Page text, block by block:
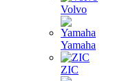
Volvo
Yamaha
ZIC